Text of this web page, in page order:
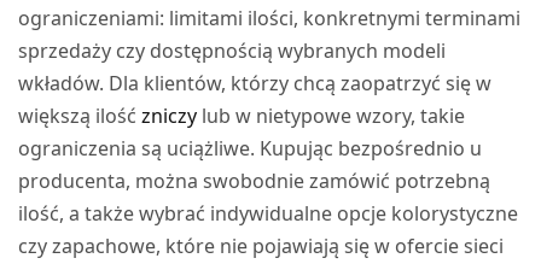
ograniczeniami: limitami ilości, konkretnymi terminami
sprzedaży czy dostępnością wybranych modeli
wkładów. Dla klientów, którzy chcą zaopatrzyć się w
większą ilośćzniczy lub w nietypowe wzory, takie
ograniczenia są uciążliwe. Kupując bezpośrednio u
producenta, można swobodnie zamówić potrzebną
ilość, a także wybrać indywidualne opcje kolorystyczne
czy zapachowe, które nie pojawiają się w ofercie sieci